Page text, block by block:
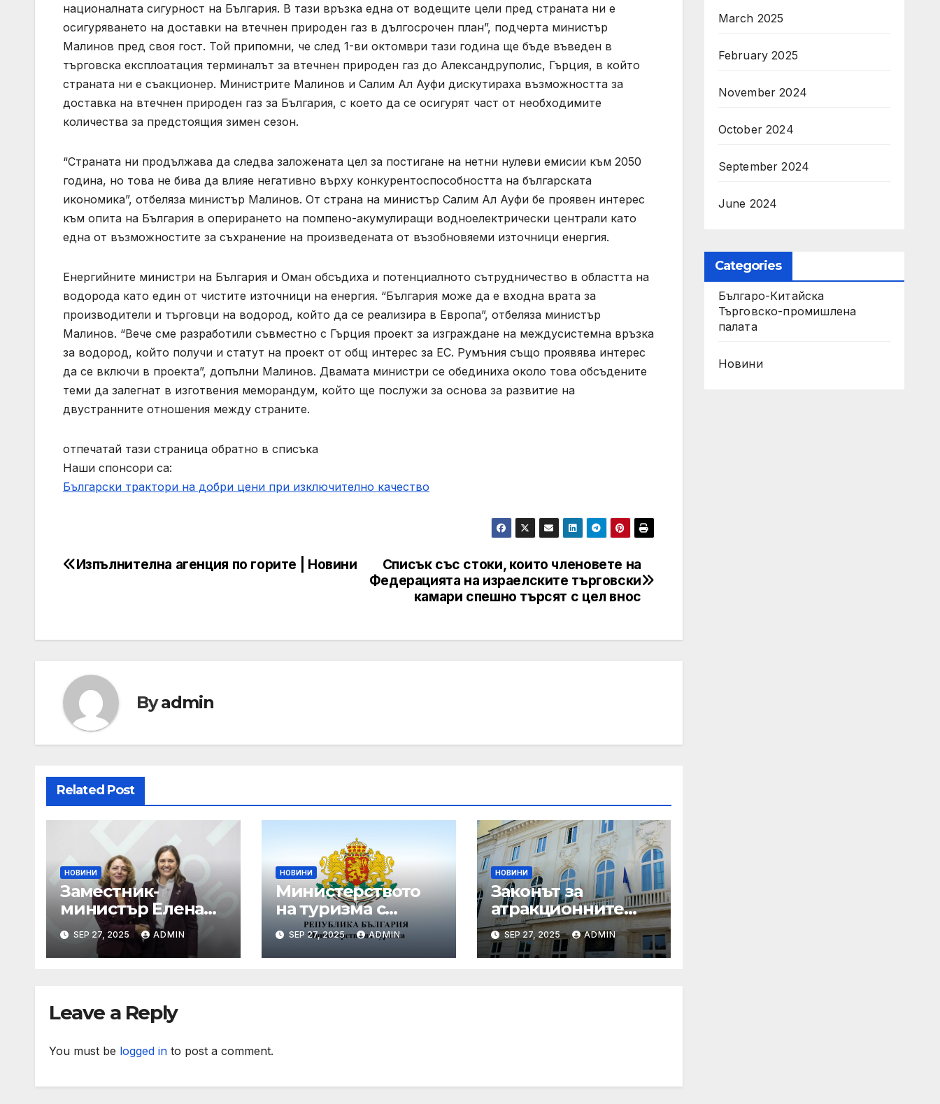
националната сигурност на България. В тази връзка една от водещите цели пред страната ни е
осигуряването на доставки на втечнен природен газ в дългосрочен план”, подчерта министър
Малинов пред своя гост. Той припомни, че след 1-ви октомври тази година ще бъде въведен в
търговска експлоатация терминалът за втечнен природен газ до Александруполис, Гърция, в който
страната ни е съакционер. Министрите Малинов и Салим Ал Ауфи дискутираха възможността за
доставка на втечнен природен газ за България, с което да се осигурят част от необходимите
количества за предстоящия зимен сезон.
“Страната ни продължава да следва заложената цел за постигане на нетни нулеви емисии към 2050
година, но това не бива да влияе негативно върху конкурентоспособността на българската
икономика”, отбеляза министър Малинов. От страна на министър Салим Ал Ауфи бе проявен интерес
към опита на България в оперирането на помпено-акумулиращи водноелектрически централи като
една от възможностите за съхранение на произведената от възобновяеми източници енергия.
Енергийните министри на България и Оман обсъдиха и потенциалното сътрудничество в областта на
водорода като един от чистите източници на енергия. “България може да е входна врата за
производители и търговци на водород, който да се реализира в Европа”, отбеляза министър
Малинов. “Вече сме разработили съвместно с Гърция проект за изграждане на междусистемна връзка
за водород, който получи и статут на проект от общ интерес за ЕС. Румъния също проявява интерес
да се включи в проекта”, допълни Малинов. Двамата министри се обединиха около това обсъдените
теми да залегнат в изготвения меморандум, който ще послужи за основа за развитие на
двустранните отношения между страните.
отпечатай тази страница обратно в списъка
Наши спонсори са:
Български трактори на добри цени при изключително качество
Post
Списък със стоки, които членовете на
Федерацията на израелските търговски
камари спешно търсят с цел внос
Изпълнителна агенция по горите | Новини
Byadmin
Related Post
НОВИНИ
Заместник-
министър Елена
Шекерлетова
представи
българската
заседание на
въпроси“ в
SEP 27, 2025 ADMIN
НОВИНИ
Министерството
на туризма с
поредни мащабни
координирани
проверки през
SEP 27, 2025 ADMIN
НОВИНИ
Законът за
атракционните
услуги е
публикуван за
обществено
SEP 27, 2025 ADMIN
Leave a Reply
You must be logged in to post a comment.
March 2025
February 2025
November 2024
October 2024
September 2024
June 2024
Categories
Българо-Китайска
Търговско-промишлена
палaта
Новини